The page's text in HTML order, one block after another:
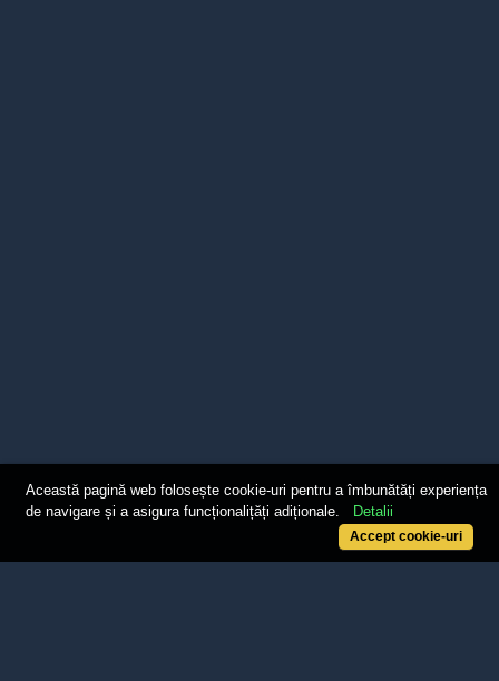
Această pagină web folosește cookie-uri pentru a îmbunătăți experiența
de navigare și a asigura funcționalițăți adiționale.
Detalii
Accept cookie-uri